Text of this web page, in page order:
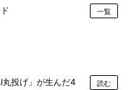
一覧
投げ」が生んだ4
読む